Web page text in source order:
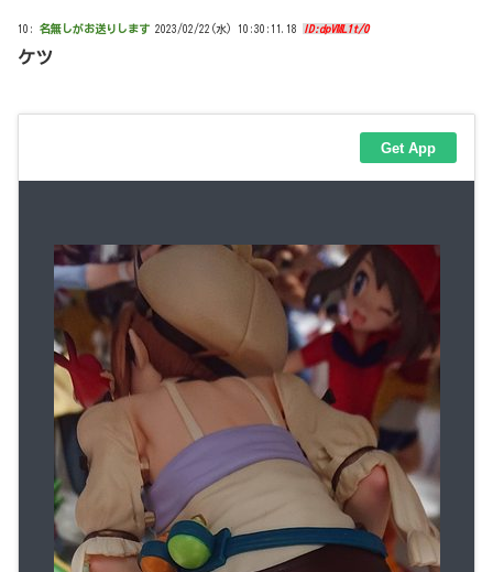
10: 名無しがお送りします 2023/02/22(水) 10:30:11.18 ID:dpVML1t/0
ケツ